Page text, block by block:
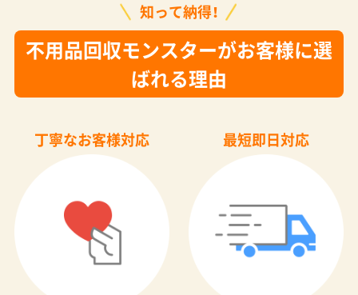
知って納得！
不用品回収モンスターがお客様に選
ばれる理由
丁寧なお客様対応 最短即日対応